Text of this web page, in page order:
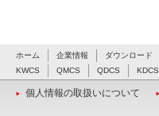
ホーム 企業情報 ダウンロード
KWCS
QMCS QDCS KDCS
個人情報の取扱いについて